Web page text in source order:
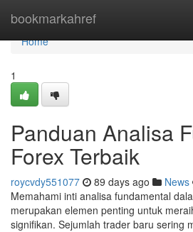
bookmarkahref
Home
Home
1
Panduan Analisa
Forex Terbaik
roycvdy551077 89 days ago News
Memahami inti analisa fundamental
merupakan elemen penting untuk
signifikan. Sejumlah trader baru sering